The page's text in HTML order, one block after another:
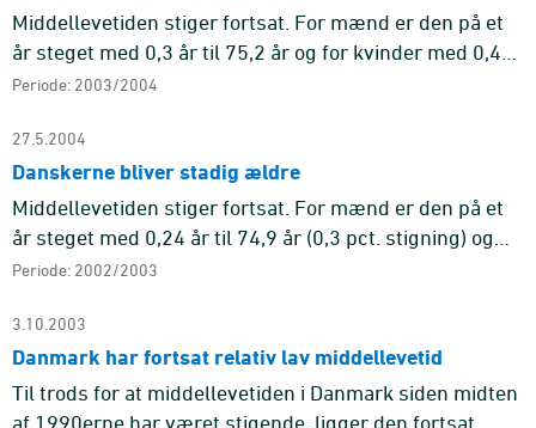
Middellevetiden stiger fortsat. For mænd er den på et
år steget med 0,3 år til 75,2 år og for kvinder med 0,4
år til 79,9. Det er ellevte år i træk, at middellevetiden st
Periode: 2003/2004
27.5.2004
Danskerne bliver stadig ældre
Middellevetiden stiger fortsat. For mænd er den på et
år steget med 0,24 år til 74,9 år (0,3 pct. stigning) og
for kvinder med 0,25 år til 79,5 år (0,3 pct. stigning). De
Periode: 2002/2003
3.10.2003
Danmark har fortsat relativ lav middellevetid
Til trods for at middellevetiden i Danmark siden midten
af 1990erne har været stigende, ligger den fortsat